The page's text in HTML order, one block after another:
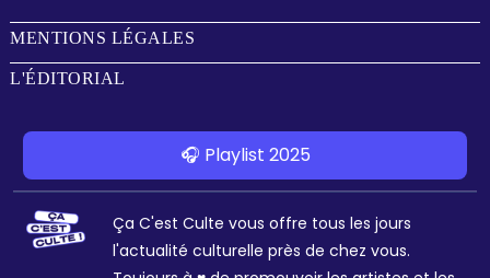
MENTIONS LÉGALES
L'ÉDITORIAL
🎧 Playlist 2025
Ça C'est Culte vous offre tous les jours
l'actualité culturelle près de chez vous.